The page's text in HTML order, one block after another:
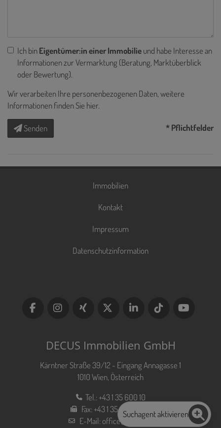
Ich binEigentümer:in einer Immobilieund habe Interesse an
Informationen zur Vermarktung (Beratung, Marktüberblick
oder Bewertung).
Wir verarbeiten Ihre personenbezogenen Daten, weitere
Informationen finden Sie hier.
Senden * Pflichtfelder
Immobilien
Kontakt
Impressum
Datenschutzinformation
DECUS Immobilien GmbH
Kärntner Straße 39/12 - Eingang Annagasse 1
1010 Wien, Österreich
Tel.:+43 1 35 600 10
Fax:+43 1 35 600 10 80
E-Mail:office@decus.at
Suchagent aktivieren